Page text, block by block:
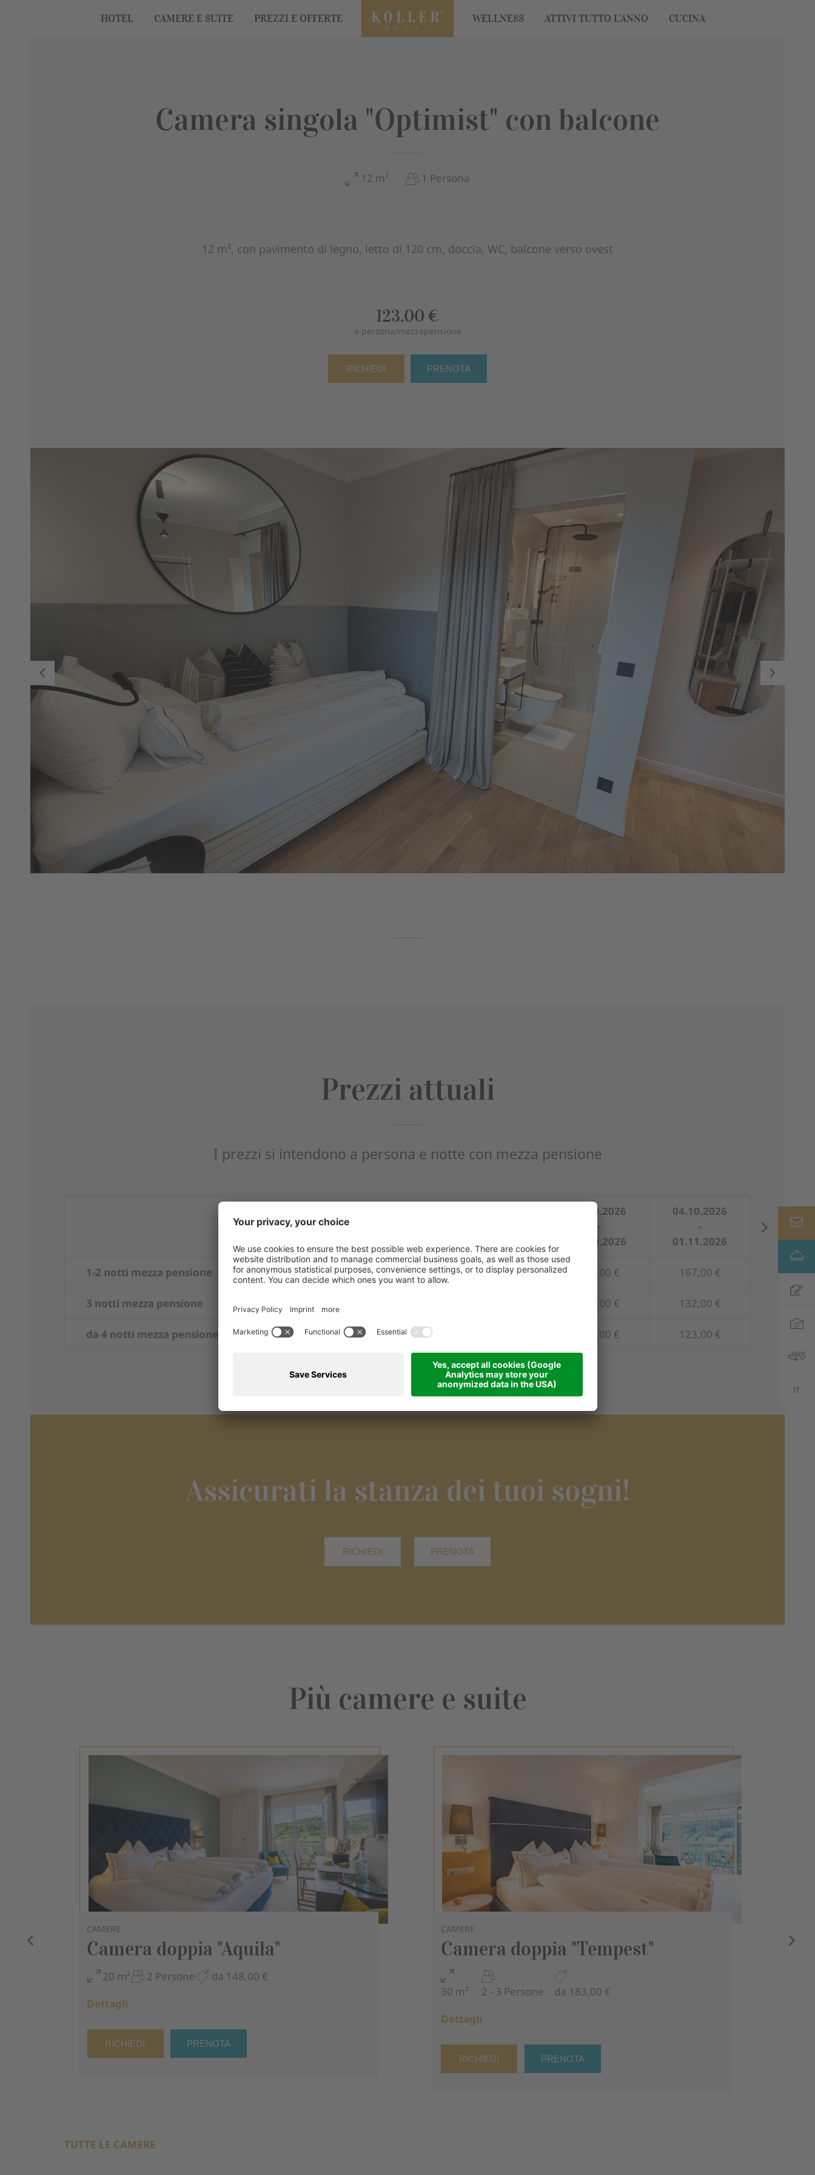
PREZZI E OFFERTE
CAMERE E SUITE
HOTEL WELLNESS ATTIVI TUTTO L'ANNO CUCINA
IT
Camera singola "Optimist" con balcone
12 m² 1 Persona
12 m², con pavimento di legno, letto di 120 cm, doccia, WC, balcone verso ovest
123,00 €
a persona/mezzapensione
RICHIEDI PRENOTA
Prezzi attuali
I prezzi si intendono a persona e notte con mezza pensione
1-2 notti mezza pensione
3 notti mezza pensione
da 4 notti mezza pensione
-
232,00 €
197,00 €
186,00 €
216,00 €
170,00 €
198,00 €
19.09.2026
-
03.10.2026
180,00 €
145,00 €
138,00 €
04.10.2026
-
01.11.2026
167,00 €
132,00 €
123,00 €
-
Assicurati la stanza dei tuoi sogni!
RICHIEDI PRENOTA
Più camere e suite
CAMERE
Camera doppia "Aquila"
20 m² 2 Persone
da 148,00 €
Dettagli
RICHIEDI PRENOTA
CAMERE
Camera doppia "Tempest"
30 m² 2 - 3 Persone
da 183,00 €
Dettagli
RICHIEDI PRENOTA
TUTTE LE CAMERE